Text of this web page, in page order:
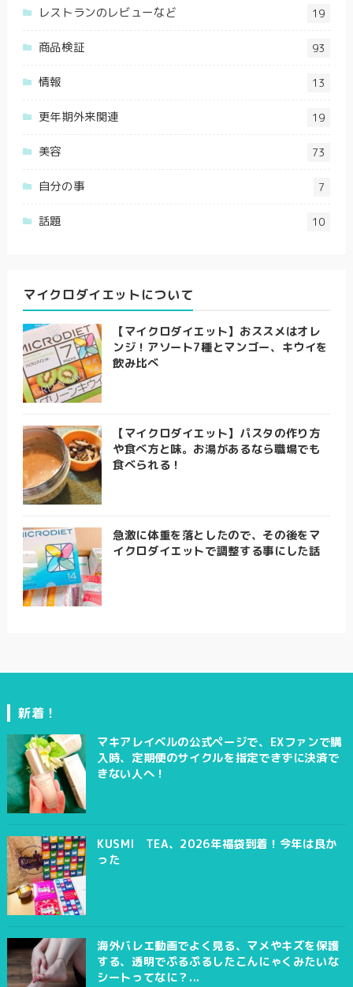
レストランのレビューなど 19
商品検証 93
情報 13
更年期外来関連 19
美容 73
自分の事 7
話題 10
マイクロダイエットについて
【マイクロダイエット】おススメはオレ
ンジ！アソート7種とマンゴー、キウイを
飲み比べ
【マイクロダイエット】パスタの作り方
や食べ方と味。お湯があるなら職場でも
食べられる！
急激に体重を落としたので、その後をマ
イクロダイエットで調整する事にした話
新着！
マキアレイベルの公式ページで、EXファンで購
入時、定期便のサイクルを指定できずに決済で
きない人へ！
KUSMI TEA、2026年福袋到着！今年は良か
った
海外バレエ動画でよく見る、マメやキズを保護
する、透明でぷるぷるしたこんにゃくみたいな
シートってなに？...